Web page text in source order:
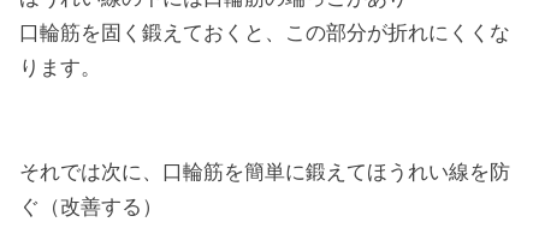
口輪筋を固く鍛えておくと、この部分が折れにくくな
ります。
それでは次に、口輪筋を簡単に鍛えてほうれい線を防
ぐ（改善する）